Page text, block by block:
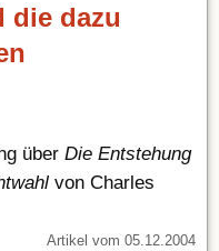
die dazu
über Die Entstehung
von Charles
Artikel vom 05.12.2004